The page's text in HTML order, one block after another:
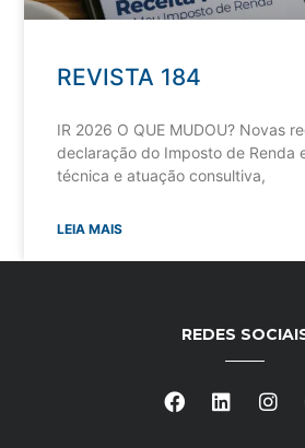
REVISTA 184
IR 2026 O QUE MUDOU? Novas
declaração do Imposto de Renda
técnica e atuação consultiva,
LEIA MAIS
REDES